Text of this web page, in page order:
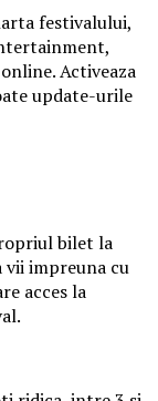
festivalului,
Activeaza
update-urile
bilet la
impreuna cu
acces la